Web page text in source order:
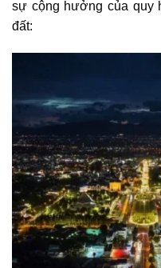
sự cộng hưởng của quy
đất: